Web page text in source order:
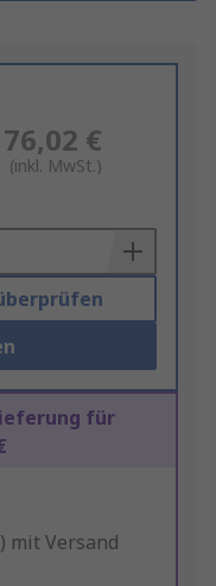
76,02 €
(inkl. MwSt.)
Lieferung für
mit Versand